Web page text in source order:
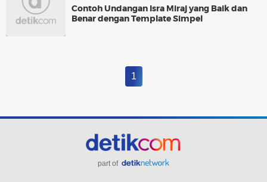
Contoh Undangan Isra Miraj yang Baik dan
Benar dengan Template Simpel
1
part of